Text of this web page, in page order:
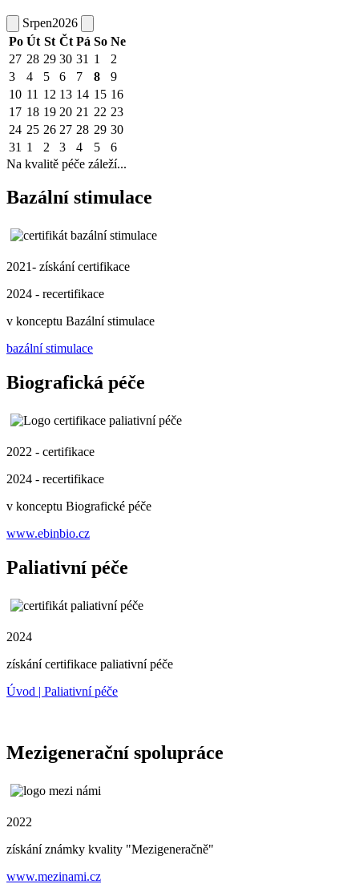
Srpen2026
Po Út St Čt Pá So Ne
27 28 29 30 31 1
2
3
4 5 6 7 8
9
10 11 12 13 14 15 16
17 18 19 20 21 22 23
24 25 26 27 28 29 30
31 1 2 3 4 5
6
Na kvalitě péče záleží...
Bazální stimulace
2021- získání certifikace
2024 - recertifikace
v konceptu Bazální stimulace
bazální stimulace
Biografická péče
2022 - certifikace
2024 - recertifikace
v konceptu Biografické péče
www.ebinbio.cz
Paliativní péče
2024
získání certifikace paliativní péče
Úvod | Paliativní péče
Mezigenerační spolupráce
2022
získání známky kvality "Mezigeneračně"
www.mezinami.cz